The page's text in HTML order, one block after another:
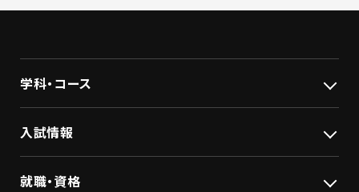
学科・コース
入試情報
就職・資格